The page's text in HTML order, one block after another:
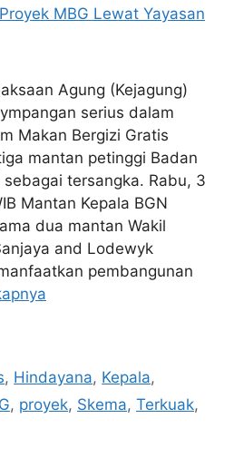
Agung (Kejagung)
serius dalam
Makan Bergizi Gratis
mantan petinggi Badan
tersangka. Rabu, 3
Mantan Kepala BGN
dua mantan Wakil
and Lodewyk
pembangunan
, Hindayana, Kepala,
, proyek, Skema, Terkuak,